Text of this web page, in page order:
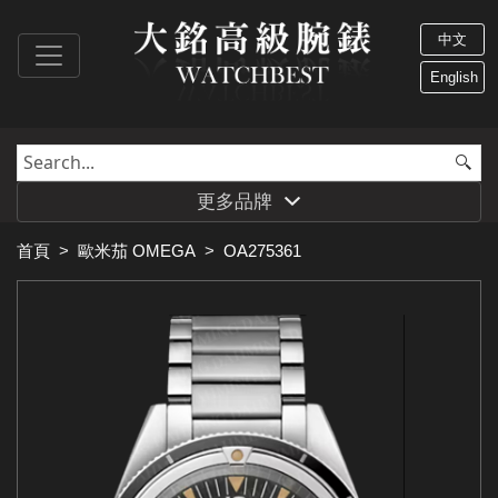
中文
English
更多品牌
首頁 > 歐米茄 OMEGA > OA275361